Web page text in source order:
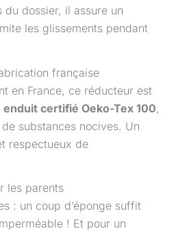
dossier, il assure un
les glissements pendant
française
en France, ce réducteur est
enduit certifié Oeko-Tex 100,
substances nocives. Un
respectueux de
les parents
: un coup d’éponge suffit
! Et pour un